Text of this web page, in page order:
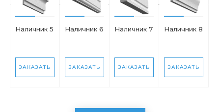
Наличник 5
ЗАКАЗАТЬ
Наличник 6
ЗАКАЗАТЬ
Наличник 7
ЗАКАЗАТЬ
Наличник 8
ЗАКАЗАТЬ